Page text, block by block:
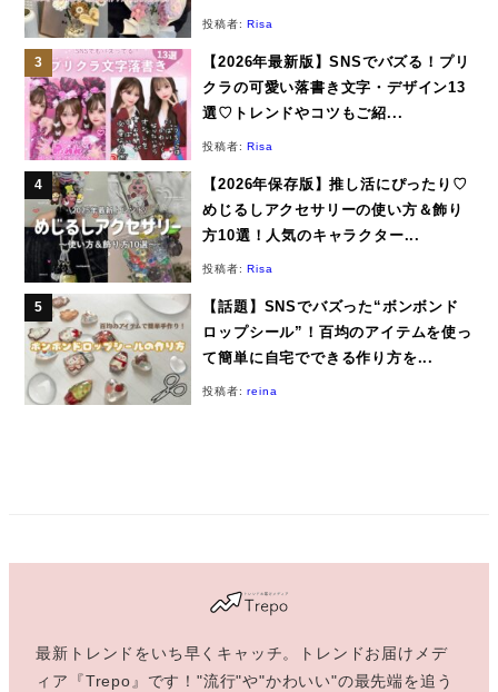
投稿者:Risa
【2026年最新版】SNSでバズる！プリ
クラの可愛い落書き文字・デザイン13
選♡トレンドやコツもご紹...
投稿者:Risa
【2026年保存版】推し活にぴったり♡
めじるしアクセサリーの使い方＆飾り
方10選！人気のキャラクター...
投稿者:Risa
【話題】SNSでバズった“ボンボンド
ロップシール”！百均のアイテムを使っ
て簡単に自宅でできる作り方を...
投稿者:reina
最新トレンドをいち早くキャッチ。トレンドお届けメデ
ィア『Trepo』です！"流行"や"かわいい"の最先端を追う